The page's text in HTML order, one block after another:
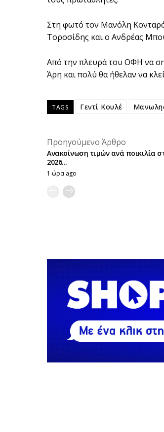
Στη φωτό τον Μανόλη
Τοροσίδης και ο Ανδρέας
Από την πλευρά του ΟΦΗ να
Άρη και πολύ θα ήθελαν να
TAGS Γεντί Κουλέ
Προηγούμενο Άρθρο
Ανακοίνωση τιμών ανά ποικιλία
2026...
1 ώρα ago